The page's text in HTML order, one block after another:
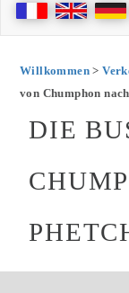
Willkommen>
von Chumphon
DIE